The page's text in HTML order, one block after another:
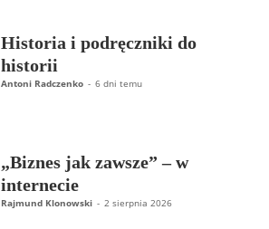
Historia i podręczniki do
historii
Antoni Radczenko - 6 dni temu
„Biznes jak zawsze” – w
internecie
Rajmund Klonowski - 2 sierpnia 2026